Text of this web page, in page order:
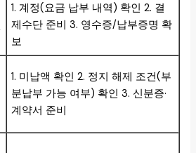
1. 계정(요금 납부 내역) 확인 2. 결
제수단 준비 3. 영수증/납부증명 확
보
1. 미납액 확인 2. 정지 해제 조건(부
분납부 가능 여부) 확인 3. 신분증·
계약서 준비